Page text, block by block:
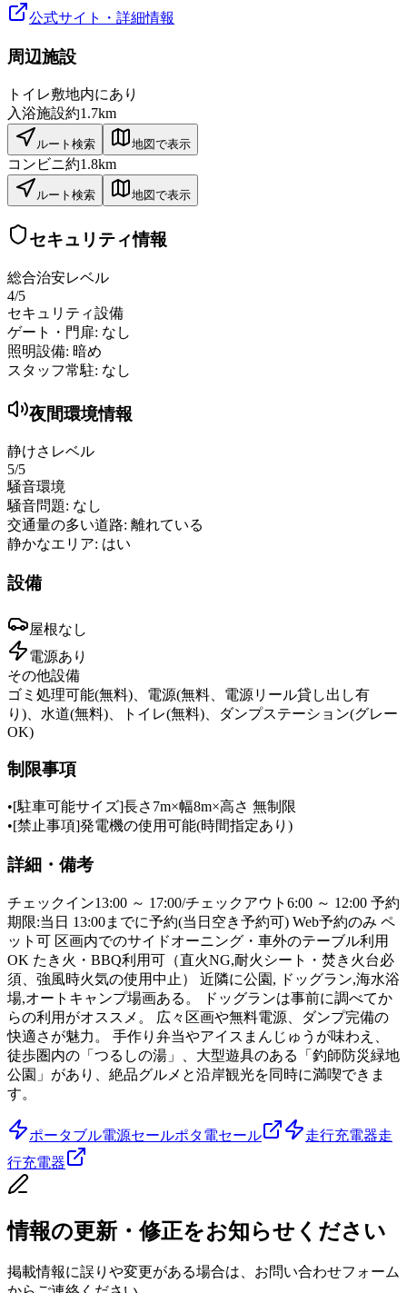
公式サイト・詳細情報
周辺施設
トイレ敷地内にあり
入浴施設約1.7km
ルート検索 地図で表示
コンビニ約1.8km
ルート検索 地図で表示
セキュリティ情報
総合治安レベル
4/5
セキュリティ設備
ゲート・門扉: なし
照明設備: 暗め
スタッフ常駐: なし
夜間環境情報
静けさレベル
5/5
騒音環境
騒音問題: なし
交通量の多い道路: 離れている
静かなエリア: はい
設備
屋根なし
電源あり
その他設備
ゴミ処理可能(無料)、電源(無料、電源リール貸し出し有
り)、水道(無料)、トイレ(無料)、ダンプステーション(グレー
OK)
制限事項
•[駐車可能サイズ]長さ7m×幅8m×高さ 無制限
•[禁止事項]発電機の使用可能(時間指定あり)
詳細・備考
チェックイン13:00 ～ 17:00/チェックアウト6:00 ～ 12:00 予約
期限:当日 13:00までに予約(当日空き予約可) Web予約のみ ペ
ット可 区画内でのサイドオーニング・車外のテーブル利用
OK たき火・BBQ利用可（直火NG,耐火シート・焚き火台必
須、強風時火気の使用中止） 近隣に公園, ドッグラン,海水浴
場,オートキャンプ場画ある。 ドッグランは事前に調べてか
らの利用がオススメ。 広々区画や無料電源、ダンプ完備の
快適さが魅力。 手作り弁当やアイスまんじゅうが味わえ、
徒歩圏内の「つるしの湯」、大型遊具のある「釣師防災緑地
公園」があり、絶品グルメと沿岸観光を同時に満喫できま
す。
ポータブル電源セールポタ電セール 走行充電器走
行充電器
情報の更新・修正をお知らせください
掲載情報に誤りや変更がある場合は、お問い合わせフォーム